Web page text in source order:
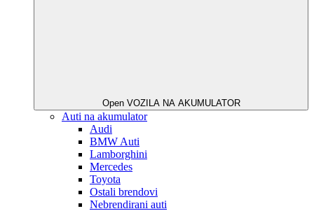
Open VOZILA NA AKUMULATOR
Auti na akumulator
Audi
BMW Auti
Lamborghini
Mercedes
Toyota
Ostali brendovi
Nebrendirani auti